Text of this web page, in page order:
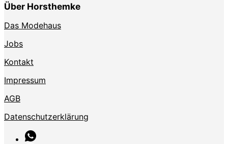
Über Horsthemke
Das Modehaus
Jobs
Kontakt
Impressum
AGB
Datenschutzerklärung